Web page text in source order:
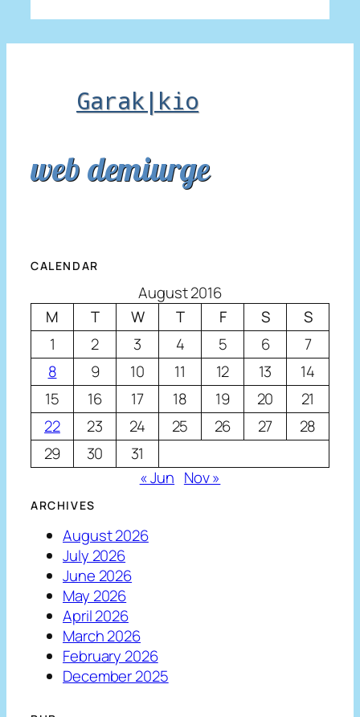
Garak|kio
web demiurge
CALENDAR
August 2016
M
T W T F S
S
1
2 3 4 5 6
7
8
9 10 11 12 13
14
15
16 17 18 19 20
21
22
23 24 25 26 27
28
29
30
31
« Jun Nov »
ARCHIVES
August 2026
July 2026
June 2026
May 2026
April 2026
March 2026
February 2026
December 2025